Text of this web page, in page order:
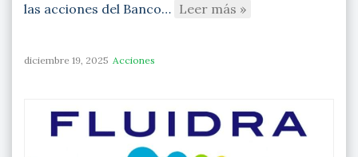
las acciones del Banco… Leer más »
diciembre 19, 2025 Acciones